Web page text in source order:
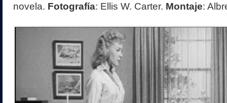
novela. Fotografía: Ellis W. Carter. Montaje: